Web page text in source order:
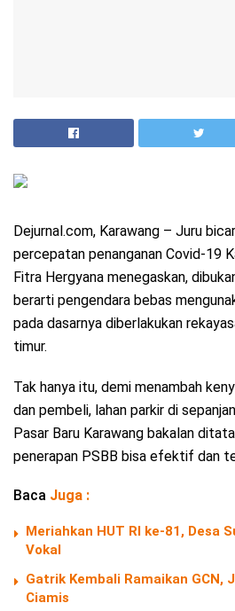
Dejurnal.com, Karawang – Juru
percepatan penanganan Covid-19
Fitra Hergyana menegaskan,
berarti pengendara bebas
pada dasarnya diberlakukan
timur.
Tak hanya itu, demi menambah
dan pembeli, lahan parkir di
Pasar Baru Karawang bakalan
penerapan PSBB bisa efektif dan
Baca Juga :
Meriahkan HUT RI ke-81, Desa
Vokal
Gatrik Kembali Ramaikan GCN,
Ciamis